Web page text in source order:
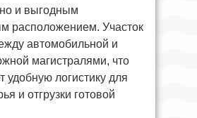
и выгодным
расположением. Участок
автомобильной и
магистралями, что
удобную логистику для
и отгрузки готовой